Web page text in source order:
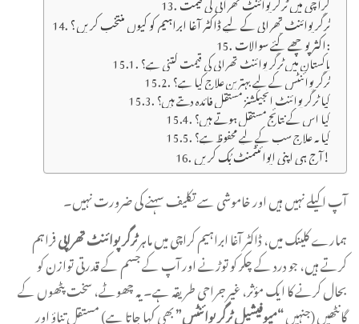
ٹرگر پوائنٹ تھراپی کے لیے ڈاکٹر آغا ابراہیم کو کیوں منتخب کریں؟
اکثر پوچھے گئے سوالات:
پاکستان میں ٹرگر پوائنٹ تھراپی کی قیمت کتنی ہے؟
ٹرگر پوائنٹس کے لیے بہترین علاج کیا ہے؟
کیا ٹرگر پوائنٹ انجیکشنز مستقل فائدہ دیتے ہیں؟
کیا اس کے نتائج مستقل ہوتے ہیں؟
کیا یہ علاج سب کے لیے محفوظ ہے؟
آج ہی اپنی اپوائنٹمنٹ بُک کریں!
آپ اکیلے نہیں ہیں اور خاموشی سے تکلیف سہنے کی ضرورت نہیں۔
ہمارے کلینک میں، ڈاکٹر آغا ابراہیم کراچی میں ماہرٹرگر پوائنٹ تھراپیفراہم
کرتے ہیں، جو درد کے چکر کو توڑنے اور آپ کے جسم کے قدرتی توازن کو
بحال کرنے کا ایک مؤثر، غیر جراحی طریقہ ہے۔ یہ چھوٹے، سخت پٹھوں کے
گانٹھیں (جنہیں“میوفیشیل ٹرگر پوائنٹس”بھی کہا جاتا ہے) مستقل تناؤ اور